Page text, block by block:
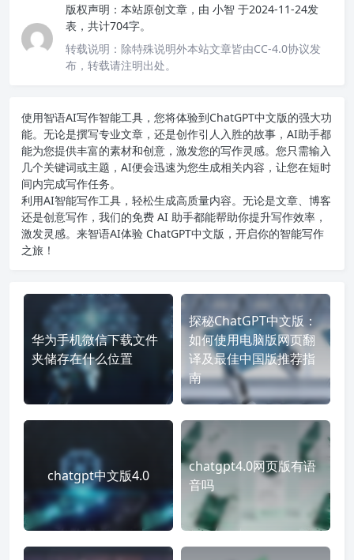
版权声明： 本站原创文章，由 小智 于2024-11-24发
表，共计704字。
转载说明： 除特殊说明外本站文章皆由CC-4.0协议发
布，转载请注明出处。
使用智语AI写作智能工具，您将体验到ChatGPT中文版的强大功
能。无论是撰写专业文章，还是创作引人入胜的故事，AI助手都
能为您提供丰富的素材和创意，激发您的写作灵感。您只需输入
几个关键词或主题，AI便会迅速为您生成相关内容，让您在短时
间内完成写作任务。
利用AI智能写作工具，轻松生成高质量内容。无论是文章、博客
还是创意写作，我们的免费 AI 助手都能帮助你提升写作效率，
激发灵感。来智语AI体验 ChatGPT中文版 ，开启你的智能写作
之旅！
华为手机微信下载文件
夹储存在什么位置
探秘ChatGPT中文版：
如何使用电脑版网页翻
译及最佳中国版推荐指
南
chatgpt中文版4.0
chatgpt4.0网页版有语
音吗